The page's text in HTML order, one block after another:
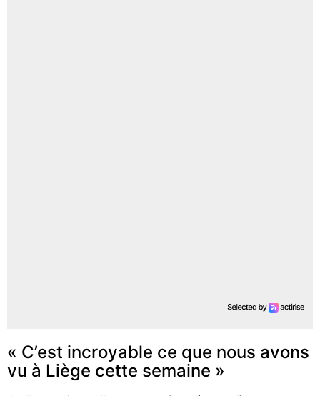
« C’est incroyable ce que nous avons
vu à Liège cette semaine »